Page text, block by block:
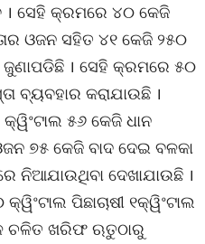
। ସେହି କ୍ରମରେ ୪୦ କେଜି
ଓଜନ ସହିତ ୪୧ କେଜି ୨୫୦
ଜୁଣାପଡିଛି । ସେହି କ୍ରମରେ ୫୦
ବ୍ୟବହାର କରାଯାଉଛି ।
୫୬ କେଜି ଧାନ
୭୫ କେଜି ବାଦ ଦେଇ ବଳକା
ନିଆଯାଉଥିବା ଦେଖାଯାଉଛି ।
ପିଛାଚାଷୀ ୧କ୍ୱିଂଟାଲ
ଚଳିତ ଖରିଫ ଋତୁଠାରୁ